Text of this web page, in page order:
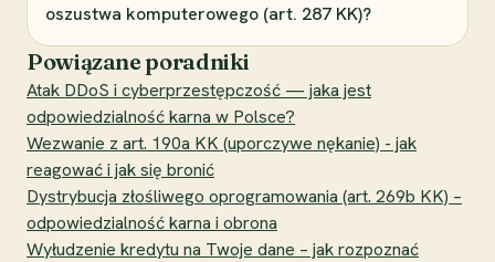
oszustwa komputerowego (art. 287 KK)?
Powiązane poradniki
Atak DDoS i cyberprzestępczość — jaka jest
odpowiedzialność karna w Polsce?
Wezwanie z art. 190a KK (uporczywe nękanie) - jak
reagować i jak się bronić
Dystrybucja złośliwego oprogramowania (art. 269b KK) –
odpowiedzialność karna i obrona
Wyłudzenie kredytu na Twoje dane – jak rozpoznać